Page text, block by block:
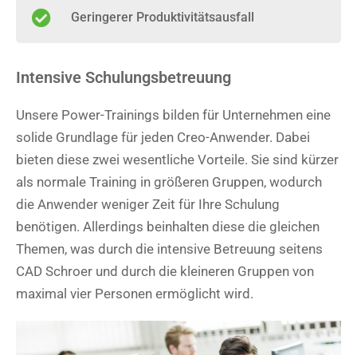
Geringerer Produktivitätsausfall
Intensive Schulungsbetreuung
Unsere Power-Trainings bilden für Unternehmen eine
solide Grundlage für jeden Creo-Anwender. Dabei
bieten diese zwei wesentliche Vorteile. Sie sind kürzer
als normale Training in größeren Gruppen, wodurch
die Anwender weniger Zeit für Ihre Schulung
benötigen. Allerdings beinhalten diese die gleichen
Themen, was durch die intensive Betreuung seitens
CAD Schroer und durch die kleineren Gruppen von
maximal vier Personen ermöglicht wird.